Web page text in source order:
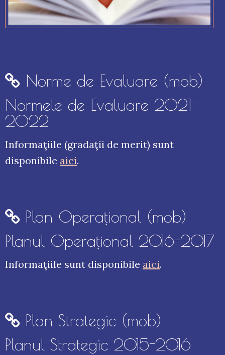
Norme de Evaluare (mob)
Normele de Evaluare 2021-
2022
Informaţiile (gradaţii de merit) sunt
disponibile aici.
Plan Operaţional (mob)
Planul Operaţional 2016-2017
Informaţiile sunt disponibile aici.
Plan Strategic (mob)
Planul Strategic 2015-2016